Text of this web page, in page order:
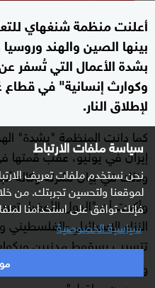
سياسة ملفات الارتباط
نحن نستخدم ملفات تعريف
لموقعنا ولتحسين تجربتك. من
فإنك توافق على استخدامنا
سياسية الخصوصية
أعلنت منظمة شنغهاي
بينها الصين والهند وروسيا
بشدة الأعمال التي تُسفر
وكوارث إنسانية" في
لإطلاق النار.
كما دانت المنظمة "بشدة"
إيران في يونيو، عقب
وذلك في بيان نشرته وكالة
وأكدت أن "الدول الأعضاء
النزاع الإسرائيلي-
تتسبب بسقوط مدنيين
وقف إطلاق نار شامل ودائم